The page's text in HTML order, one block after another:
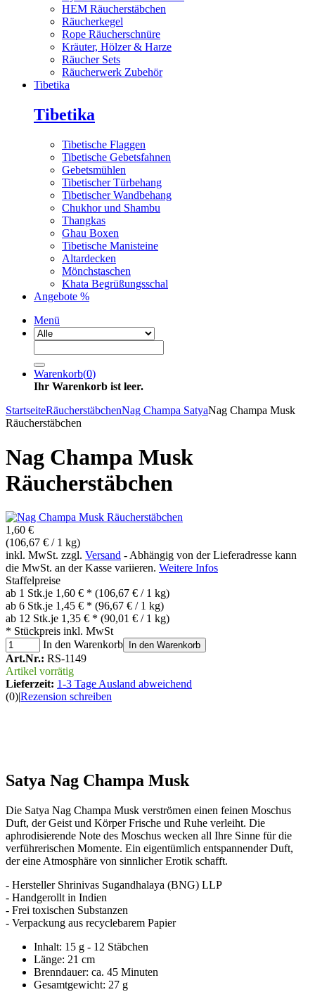
HEM Räucherstäbchen
Räucherkegel
Rope Räucherschnüre
Kräuter, Hölzer & Harze
Räucher Sets
Räucherwerk Zubehör
Tibetika
Tibetika
Tibetische Flaggen
Tibetische Gebetsfahnen
Gebetsmühlen
Tibetischer Türbehang
Tibetischer Wandbehang
Chukhor und Shambu
Thangkas
Ghau Boxen
Tibetische Manisteine
Altardecken
Mönchstaschen
Khata Begrüßungsschal
Angebote %
Menü
Warenkorb(0)
Ihr Warenkorb ist leer.
StartseiteRäucherstäbchenNag Champa SatyaNag Champa Musk
Räucherstäbchen
Nag Champa Musk
Räucherstäbchen
1,60 €
(106,67 € / 1 kg)
inkl. MwSt. zzgl. Versand - Abhängig von der Lieferadresse kann
die MwSt. an der Kasse variieren. Weitere Infos
Staffelpreise
ab 1 Stk.je 1,60 € * (106,67 € / 1 kg)
ab 6 Stk.je 1,45 € * (96,67 € / 1 kg)
ab 12 Stk.je 1,35 € * (90,01 € / 1 kg)
* Stückpreis inkl. MwSt
In den Warenkorb
In den Warenkorb
Art.Nr.: RS-1149
Artikel vorrätig
Lieferzeit: 1-3 Tage Ausland abweichend
(0)|Rezension schreiben
Satya Nag Champa Musk
Die Satya Nag Champa Musk verströmen einen feinen Moschus
Duft, der Geist und Körper Frische und Ruhe verleiht. Die
aphrodisierende Note des Moschus wecken all Ihre Sinne für die
verführerischen Momente. Ein eigentümlich entspannender Duft,
der eine Atmosphäre von sinnlicher Erotik schafft.
- Hersteller Shrinivas Sugandhalaya (BNG) LLP
- Handgerollt in Indien
- Frei toxischen Substanzen
- Verpackung aus recyclebarem Papier
Inhalt: 15 g - 12 Stäbchen
Länge: 21 cm
Brenndauer: ca. 45 Minuten
Gesamtgewicht: 27 g